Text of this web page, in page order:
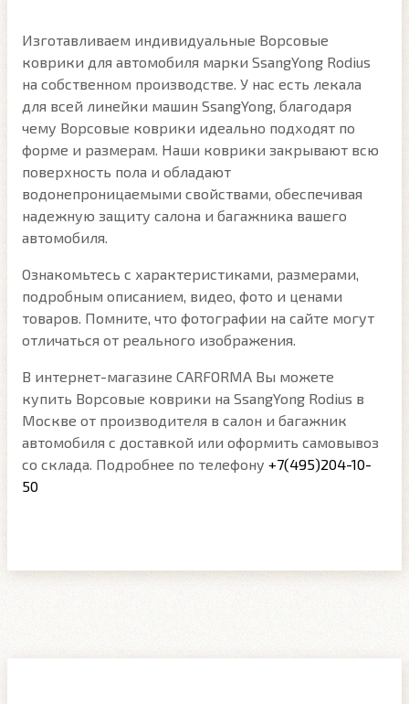
Изготавливаем индивидуальные Ворсовые
коврики для автомобиля марки SsangYong Rodius
на собственном производстве. У нас есть лекала
для всей линейки машин SsangYong, благодаря
чему Ворсовые коврики идеально подходят по
форме и размерам. Наши коврики закрывают всю
поверхность пола и обладают
водонепроницаемыми свойствами, обеспечивая
надежную защиту салона и багажника вашего
автомобиля.
Ознакомьтесь с характеристиками, размерами,
подробным описанием, видео, фото и ценами
товаров. Помните, что фотографии на сайте могут
отличаться от реального изображения.
В интернет-магазине CARFORMA Вы можете
купить Ворсовые коврики на SsangYong Rodius в
Москве от производителя в салон и багажник
автомобиля с доставкой или оформить самовывоз
со склада. Подробнее по телефону +7(495)204-10-
50